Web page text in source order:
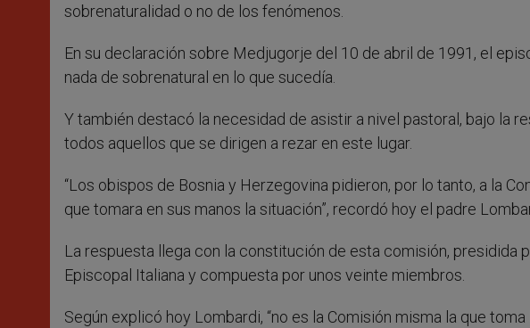
sobrenaturalidad o no de los fenómenos.
En su declaración sobre Medjugorje del 10 de abril de 1991, el
nada de sobrenatural en lo que sucedía.
Y también destacó la necesidad de asistir a nivel pastoral, bajo la
todos aquellos que se dirigen a rezar en este lugar.
“Los obispos de Bosnia y Herzegovina pidieron, por lo tanto, a la
que tomara en sus manos la situación”, recordó hoy el padre
La respuesta llega con la constitución de esta comisión, presidida
Episcopal Italiana y compuesta por unos veinte miembros.
Según explicó hoy Lombardi, “no es la Comisión misma la que